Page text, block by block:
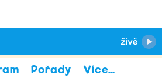
Pořady Více…